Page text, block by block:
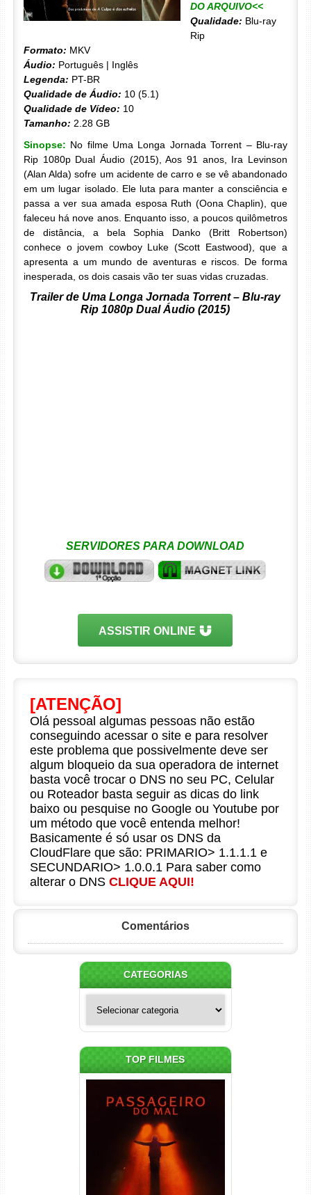
DO ARQUIVO<<
Qualidade: Blu-ray
Rip
Formato: MKV
Áudio: Português | Inglês
Legenda: PT-BR
Qualidade de Áudio: 10 (5.1)
Qualidade de Vídeo: 10
Tamanho: 2.28 GB
Sinopse: No filme Uma Longa Jornada Torrent – Blu-ray
Rip 1080p Dual Áudio (2015), Aos 91 anos, Ira Levinson
(Alan Alda) sofre um acidente de carro e se vê abandonado
em um lugar isolado. Ele luta para manter a consciência e
passa a ver sua amada esposa Ruth (Oona Chaplin), que
faleceu há nove anos. Enquanto isso, a poucos quilômetros
de distância, a bela Sophia Danko (Britt Robertson)
conhece o jovem cowboy Luke (Scott Eastwood), que a
apresenta a um mundo de aventuras e riscos. De forma
inesperada, os dois casais vão ter suas vidas cruzadas.
Trailer de Uma Longa Jornada Torrent – Blu-ray
Rip 1080p Dual Áudio (2015)
SERVIDORES PARA DOWNLOAD
ASSISTIR ONLINE
[ATENÇÃO]
Olá pessoal algumas pessoas não estão
conseguindo acessar o site e para resolver
este problema que possivelmente deve ser
algum bloqueio da sua operadora de internet
basta você trocar o DNS no seu PC, Celular
ou Roteador basta seguir as dicas do link
baixo ou pesquise no Google ou Youtube por
um método que você entenda melhor!
Basicamente é só usar os DNS da
CloudFlare que são: PRIMARIO> 1.1.1.1 e
SECUNDARIO> 1.0.0.1 Para saber como
alterar o DNS CLIQUE AQUI!
Comentários
CATEGORIAS
TOP FILMES
Passageiro do Mal Torrent
(2026) WEB-DL 1080p Dual